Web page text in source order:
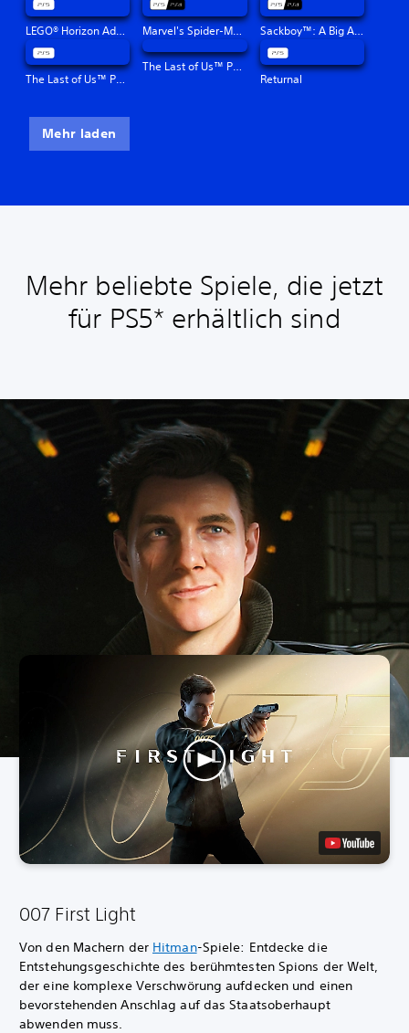
LEGO® Horizon Adventures™ Marvel's Spider-Man: Miles Morales Sackboy™: A Big Adventure
The Last of Us™ Part I
The Last of Us™ Part II Remastered
Returnal
Mehr laden
Mehr beliebte Spiele, die jetzt
für PS5* erhältlich sind
007 First Light
Von den Machern der Hitman-Spiele: Entdecke die
Entstehungsgeschichte des berühmtesten Spions der Welt,
der eine komplexe Verschwörung aufdecken und einen
bevorstehenden Anschlag auf das Staatsoberhaupt
abwenden muss.